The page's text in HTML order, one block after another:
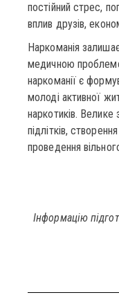
постійний стрес,
вплив друзів,
Наркоманія
медичною
наркоманії є
молоді активної
наркотиків. Велике
підлітків,
проведення
Інформацію